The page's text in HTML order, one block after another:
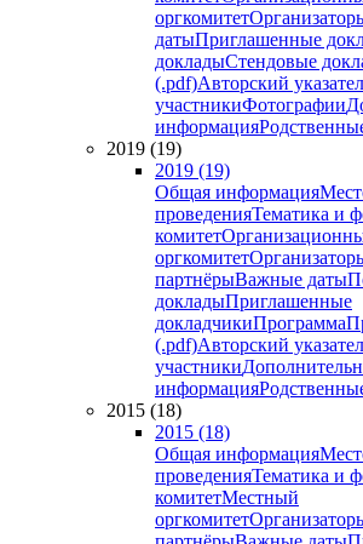
оргкомитет
датыПриглашенные
докладыСтендовые
(.pdf)Авторский
участникиФотографии
информация
2019 (19)
2019 (19)
Общая информация
проведенияТематика и
комитет
оргкомитет
партнёрыВажные даты
докладыПриглашенные
докладчикиПрограмма
(.pdf)Авторский
участники
информация
2015 (18)
2015 (18)
Общая информация
проведенияТематика и
комитетМестный
оргкомитет